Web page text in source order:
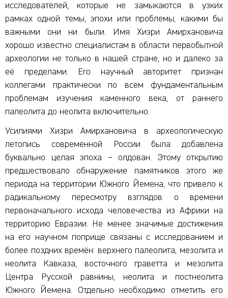
исследователей, которые не замыкаются в узких
рамках одной темы, эпохи или проблемы, какими бы
важными они ни были. Имя Хизри Амирхановича
хорошо известно специалистам в области первобытной
археологии не только в нашей стране, но и далеко за
её пределами. Его научный авторитет признан
коллегами практически по всем фундаментальным
проблемам изучения каменного века, от раннего
палеолита до неолита включительно.
Усилиями Хизри Амирхановича в археологическую
летопись современной России была добавлена
буквально целая эпоха – олдован. Этому открытию
предшествовало обнаружение памятников этого же
периода на территории Южного Йемена, что привело к
радикальному пересмотру взглядов о времени
первоначального исхода человечества из Африки на
территорию Евразии. Не менее значимые достижения
на его научном поприще связаны с исследованием и
более поздних времён: верхнего палеолита, мезолита и
неолита Кавказа, восточного граветта и мезолита
Центра Русской равнины, неолита и постнеолита
Южного Йемена. Отдельно необходимо отметить его